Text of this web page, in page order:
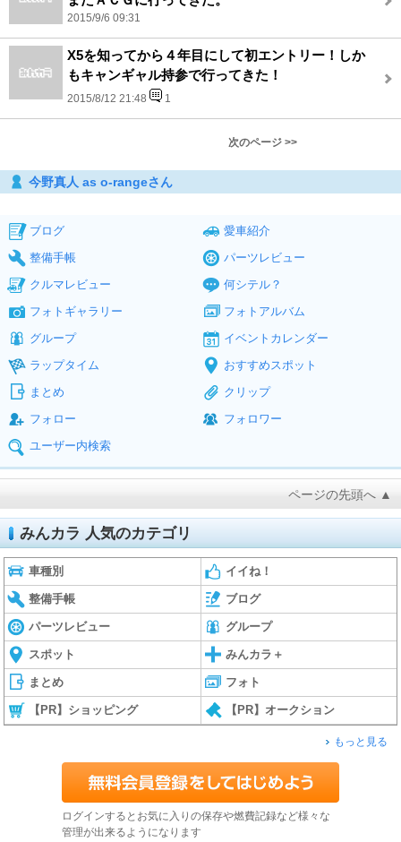
2015/9/6 09:31
X5を知ってから４年目にして初エントリー！しか
もキャンギャル持参で行ってきた！
2015/8/12 21:48 1
次のページ >>
今野真人 as o-rangeさん
ブログ
愛車紹介
整備手帳
パーツレビュー
クルマレビュー
何シテル？
フォトギャラリー
フォトアルバム
グループ
イベントカレンダー
ラップタイム
おすすめスポット
まとめ
クリップ
フォロー
フォロワー
ユーザー内検索
ページの先頭へ ▲
みんカラ 人気のカテゴリ
車種別 イイね！
整備手帳 ブログ
パーツレビュー グループ
スポット みんカラ＋
まとめ フォト
【PR】ショッピング 【PR】オークション
もっと見る
ログインするとお気に入りの保存や燃費記録など様々な
管理が出来るようになります